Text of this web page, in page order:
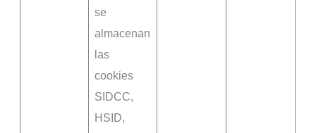
se
almacenan
las
cookies
SIDCC,
HSID,